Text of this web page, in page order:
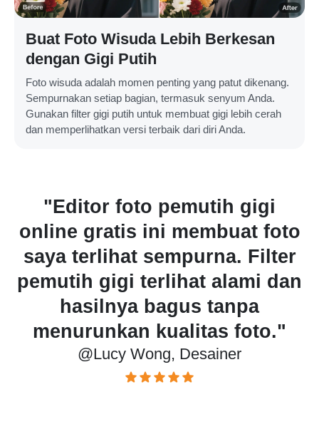
Buat Foto Wisuda Lebih Berkesan
dengan Gigi Putih
Foto wisuda adalah momen penting yang patut dikenang.
Sempurnakan setiap bagian, termasuk senyum Anda.
Gunakan filter gigi putih untuk membuat gigi lebih cerah
dan memperlihatkan versi terbaik dari diri Anda.
foto
dan
"Saya suka betapa
memutihkan gigi di foto
menggunakan alat AI ini.
kuasnya sangat praktis
prosesnya cepat,
banyak waktu saya untuk
mengedit."
@Mark Thompson, Fotografer